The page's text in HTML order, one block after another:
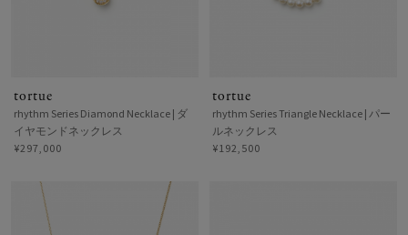
tortue
rhythm Series Diamond Necklace | ダ
イヤモンドネックレス
¥297,000
tortue
rhythm Series Triangle Necklace | パー
ルネックレス
¥192,500